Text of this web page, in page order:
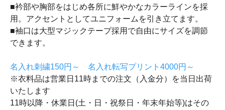
■衿部や胸部をはじめ各所に鮮やかなカラーラインを採
用。アクセントとしてユニフォームを引き立てます。
■袖口は大型マジックテープ採用で自由にサイズを調節
できます。
名入れ刺繍150円～ 名入れ転写プリント4000円～
※衣料品は営業日11時までの注文（入金分）を当日出荷
いたします
11時以降・休業日(土・日・祝祭日・年末年始等)はその